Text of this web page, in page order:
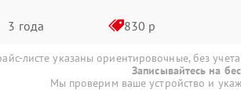
3 года 830 р
листе указаны ориентировочные, без учета
Записывайтесь на
Мы проверим ваше устройство и